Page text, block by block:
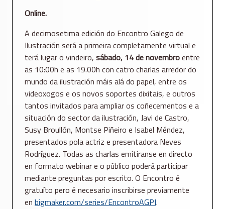
Online.
A decimosetima edición do Encontro Galego de
Ilustración será a primeira completamente virtual e
terá lugar o vindeiro, sábado, 14 de novembroentre
as 10:00h e as 19.00h con catro charlas arredor do
mundo da ilustración máis alá do papel, entre os
videoxogos e os novos soportes dixitais, e outros
tantos invitados para ampliar os coñecementos e a
situación do sector da ilustración, Javi de Castro,
Susy Broullón, Montse Piñeiro e Isabel Méndez,
presentados pola actriz e presentadora Neves
Rodríguez. Todas as charlas emitiranse en directo
en formato webinar e o público poderá participar
mediante preguntas por escrito. O Encontro é
gratuíto pero é necesario inscribirse previamente
en bigmaker.com/series/EncontroAGPI.